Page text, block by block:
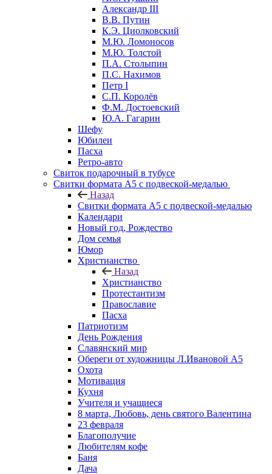
Александр III
В.В. Путин
К.Э. Циолковский
М.Ю. Ломоносов
М.Ю. Толстой
П.А. Столыпин
П.С. Нахимов
Петр I
С.П. Королёв
Ф.М. Достоевский
Ю.А. Гагарин
Шефу
Юбилеи
Пасха
Ретро-авто
Свиток подарочный в тубусе
Свитки формата А5 с подвеской-медалью
Назад
Свитки формата А5 с подвеской-медалью
Календари
Новый год, Рождество
Дом семья
Юмор
Христианство
Назад
Христианство
Протестантизм
Православие
Пасха
Патриотизм
День Рождения
Славянский мир
Обереги от художницы Л.Ивановой А5
Охота
Мотивация
Кухня
Учителя и учащиеся
8 марта, Любовь, день святого Валентина
23 февраля
Благополучие
Любителям кофе
Баня
Дача